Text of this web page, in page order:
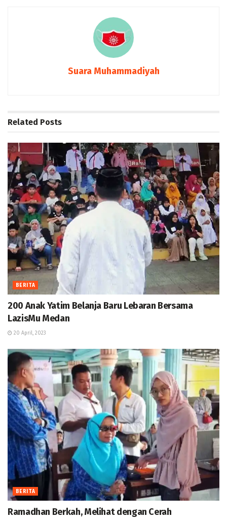
Suara Muhammadiyah
Related Posts
BERITA
200 Anak Yatim Belanja Baru Lebaran Bersama
LazisMu Medan
20 April, 2023
BERITA
Ramadhan Berkah, Melihat dengan Cerah